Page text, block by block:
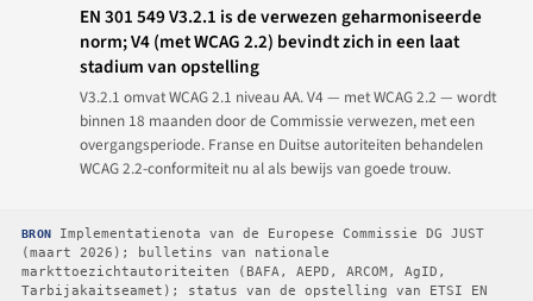
EN 301 549 V3.2.1 is de verwezen geharmoniseerde
norm; V4 (met WCAG 2.2) bevindt zich in een laat
stadium van opstelling
V3.2.1 omvat WCAG 2.1 niveau AA. V4 — met WCAG 2.2 — wordt
binnen 18 maanden door de Commissie verwezen, met een
overgangsperiode. Franse en Duitse autoriteiten behandelen
WCAG 2.2-conformiteit nu al als bewijs van goede trouw.
BRON
Implementatienota van de Europese Commissie DG JUST
(maart 2026); bulletins van nationale
markttoezichtautoriteiten (BAFA, AEPD, ARCOM, AgID,
Tarbijakaitseamet); status van de opstelling van ETSI EN